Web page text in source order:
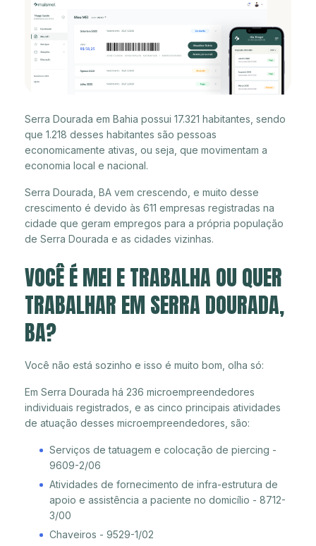
Serra Dourada em Bahia possui 17.321 habitantes, sendo
que 1.218 desses habitantes são pessoas
economicamente ativas, ou seja, que movimentam a
economia local e nacional.
Serra Dourada, BA vem crescendo, e muito desse
crescimento é devido às 611 empresas registradas na
cidade que geram empregos para a própria população
de Serra Dourada e as cidades vizinhas.
VOCÊ É MEI E TRABALHA OU QUER
TRABALHAR EM SERRA DOURADA,
BA?
Você não está sozinho e isso é muito bom, olha só:
Em Serra Dourada há 236 microempreendedores
individuais registrados, e as cinco principais atividades
de atuação desses microempreendedores, são:
Serviços de tatuagem e colocação de piercing -
9609-2/06
Atividades de fornecimento de infra-estrutura de
apoio e assistência a paciente no domicílio - 8712-
3/00
Chaveiros - 9529-1/02